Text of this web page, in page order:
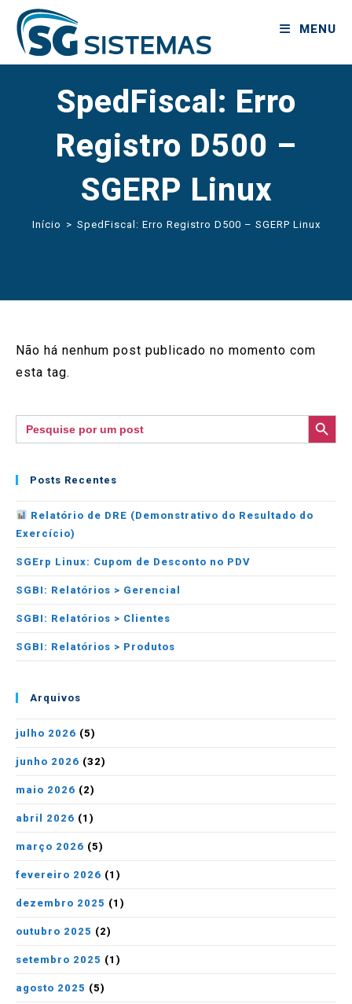
MENU
SpedFiscal: Erro
Registro D500 –
SGERP Linux
Início > SpedFiscal: Erro Registro D500 – SGERP Linux
Não há nenhum post publicado no momento com
esta tag.
Search
for:
SEARCH BUTTON
Posts Recentes
Relatório de DRE (Demonstrativo do Resultado do
Exercício)
SGErp Linux: Cupom de Desconto no PDV
SGBI: Relatórios > Gerencial
SGBI: Relatórios > Clientes
SGBI: Relatórios > Produtos
Arquivos
julho 2026 (5)
junho 2026 (32)
maio 2026 (2)
abril 2026 (1)
março 2026 (5)
fevereiro 2026 (1)
dezembro 2025 (1)
outubro 2025 (2)
setembro 2025 (1)
agosto 2025 (5)